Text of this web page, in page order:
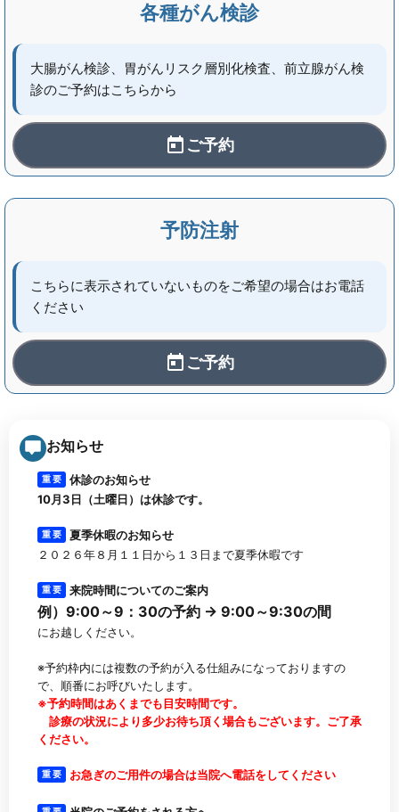
各種がん検診
大腸がん検診、胃がんリスク層別化検査、前立腺がん検
診のご予約はこちらから
ご予約
予防注射
こちらに表示されていないものをご希望の場合はお電話
ください
ご予約
お知らせ
重 要
休診のお知らせ
10月3日（土曜日）は休診です。
重 要
夏季休暇のお知らせ
２０２６年８月１１日から１３日まで夏季休暇です
重 要 来院時間についてのご案内
例）9:00～9：30の予約 → 9:00～9:30の間
にお越しください。
※予約枠内には複数の予約が入る仕組みになっておりますの
で、順番にお呼びいたします。
※予約時間はあくまでも目安時間です。
診療の状況により多少お待ち頂く場合もございます。ご了承
ください。
重 要 お急ぎのご用件の場合は当院へ電話をしてください